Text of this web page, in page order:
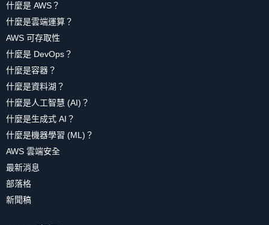
什麼是 AWS？
什麼是雲端運算？
AWS 可存取性
什麼是 DevOps？
什麼是容器？
什麼是資料湖？
什麼是人工智慧 (AI)？
什麼是生成式 AI？
什麼是機器學習 (ML)？
AWS 雲端安全
最新消息
部落格
新聞稿